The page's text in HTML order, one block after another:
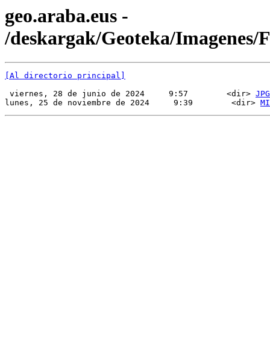
geo.araba.eus -
/deskargak/Geoteka/Imagenes/
[Al directorio principal]
viernes, 28 de junio de 2024     9:57        <dir> JPG
lunes, 25 de noviembre de 2024     9:39        <dir>